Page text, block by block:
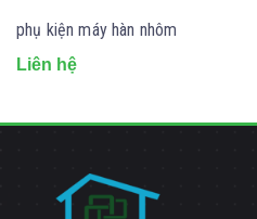
phụ kiện máy hàn nhôm
Liên hệ